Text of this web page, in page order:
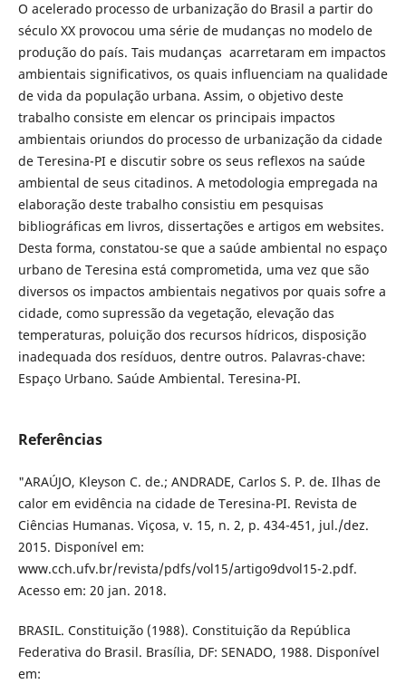
O acelerado processo de urbanização do Brasil a partir do
século XX provocou uma série de mudanças no modelo de
produção do país. Tais mudanças acarretaram em impactos
ambientais significativos, os quais influenciam na qualidade
de vida da população urbana. Assim, o objetivo deste
trabalho consiste em elencar os principais impactos
ambientais oriundos do processo de urbanização da cidade
de Teresina-PI e discutir sobre os seus reflexos na saúde
ambiental de seus citadinos. A metodologia empregada na
elaboração deste trabalho consistiu em pesquisas
bibliográficas em livros, dissertações e artigos em websites.
Desta forma, constatou-se que a saúde ambiental no espaço
urbano de Teresina está comprometida, uma vez que são
diversos os impactos ambientais negativos por quais sofre a
cidade, como supressão da vegetação, elevação das
temperaturas, poluição dos recursos hídricos, disposição
inadequada dos resíduos, dentre outros. Palavras-chave:
Espaço Urbano. Saúde Ambiental. Teresina-PI.
Referências
"ARAÚJO, Kleyson C. de.; ANDRADE, Carlos S. P. de. Ilhas de
calor em evidência na cidade de Teresina-PI. Revista de
Ciências Humanas. Viçosa, v. 15, n. 2, p. 434-451, jul./dez.
2015. Disponível em:
www.cch.ufv.br/revista/pdfs/vol15/artigo9dvol15-2.pdf.
Acesso em: 20 jan. 2018.
BRASIL. Constituição (1988). Constituição da República
Federativa do Brasil. Brasília, DF: SENADO, 1988. Disponível
em: